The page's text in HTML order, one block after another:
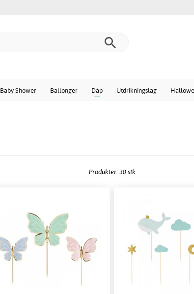
Baby Shower Ballonger Dåp Utdrikningslag
Produkter: 30 stk